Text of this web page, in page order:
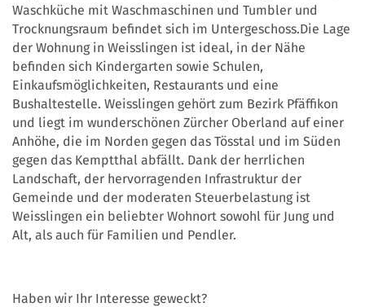
Waschküche mit Waschmaschinen und Tumbler und
Trocknungsraum befindet sich im Untergeschoss.Die Lage
der Wohnung in Weisslingen ist ideal, in der Nähe
befinden sich Kindergarten sowie Schulen,
Einkaufsmöglichkeiten, Restaurants und eine
Bushaltestelle. Weisslingen gehört zum Bezirk Pfäffikon
und liegt im wunderschönen Zürcher Oberland auf einer
Anhöhe, die im Norden gegen das Tösstal und im Süden
gegen das Kemptthal abfällt. Dank der herrlichen
Landschaft, der hervorragenden Infrastruktur der
Gemeinde und der moderaten Steuerbelastung ist
Weisslingen ein beliebter Wohnort sowohl für Jung und
Alt, als auch für Familien und Pendler.
Haben wir Ihr Interesse geweckt?